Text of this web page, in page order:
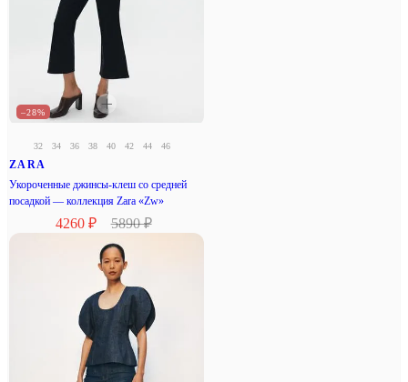
–28%
32 34 36 38 40 42 44 46
ZARA
Укороченные джинсы-клеш со средней
посадкой — коллекция Zara «Zw»
4260 ₽ 5890 ₽